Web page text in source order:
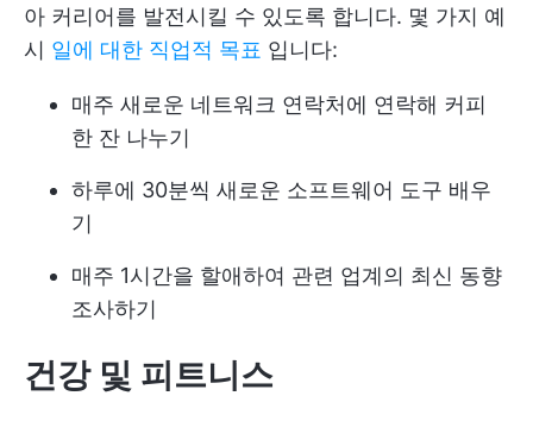
아 커리어를 발전시킬 수 있도록 합니다. 몇 가지 예
시 일에 대한 직업적 목표 입니다:
매주 새로운 네트워크 연락처에 연락해 커피
한 잔 나누기
하루에 30분씩 새로운 소프트웨어 도구 배우
기
매주 1시간을 할애하여 관련 업계의 최신 동향
조사하기
건강 및 피트니스